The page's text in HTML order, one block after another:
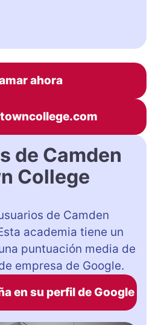
ahora
de Camden
College
de Camden
academia tiene un
puntuación media de
empresa de Google.
en su perfil de Google